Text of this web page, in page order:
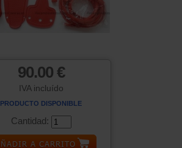
90.00 €
IVA incluído
PRODUCTO DISPONIBLE
Cantidad: